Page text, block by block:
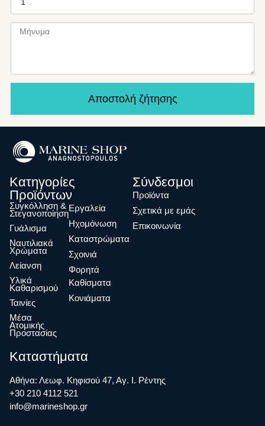
Αποστολή ζήτησης
Κατηγορίες
Προϊόντων
Συγκόλληση &
Στεγανοποίηση
Γυάλισμα
Ναυτιλιακά
Χρώματα
Λείανση
Υλικά
Καθαρισμού
Ταινίες
Μέσα
Ατομικής
Προστασίας
Eργαλεία
Ηχομόνωση
Καταστρώματα
Σχοινιά
Φορητά
Καθίσματα
Κονιάματα
Σύνδεσμοι
Προϊόντα
Σχετικά με εμάς
Επικοινωνία
Καταστήματα
Αθήνα: Λεωφ. Κηφισού 47, Αγ. Ι. Ρέντης
+30 210 4112 521
info@marineshop.gr